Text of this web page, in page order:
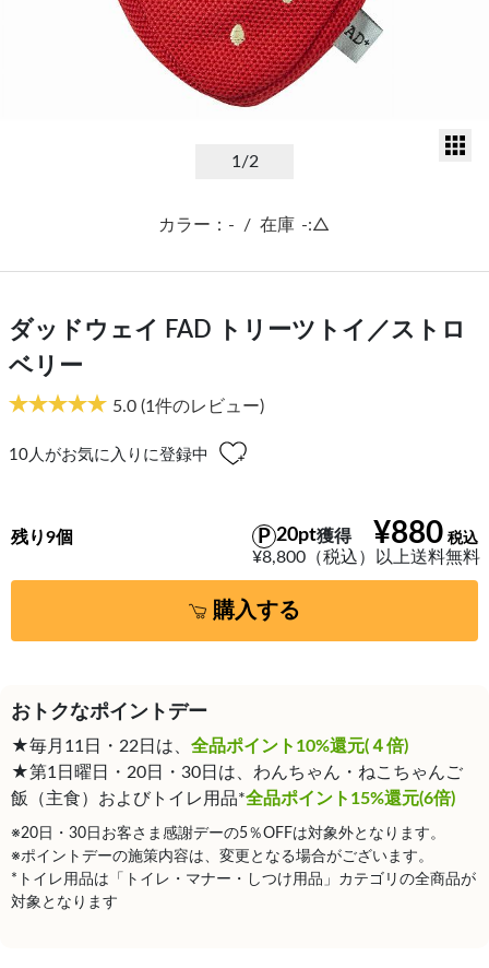
1/2
カラー：- / 在庫 -:△
ダッドウェイ FAD トリーツトイ／ストロ
ベリー
5.0 (1件のレビュー)
10 人がお気に入りに登録中
¥880
20pt獲得
¥8,800（税込）以上送料無料
残り9個
購入する
おトクなポイントデー
★毎月11日・22日は、 全品ポイント10%還元(４倍)
★第1日曜日・20日・30日は、わんちゃん・ねこちゃんご
飯（主食）およびトイレ用品*全品ポイント15%還元(6倍)
※20日・30日お客さま感謝デーの5％OFFは対象外となります。
※ポイントデーの施策内容は、変更となる場合がございます。
*トイレ用品は「トイレ・マナー・しつけ用品」カテゴリの全商品が
対象となります